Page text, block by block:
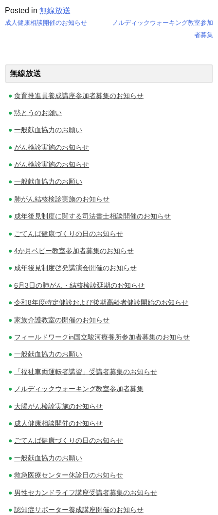
Posted in 無線放送
ナ
シ
ョ
ン
成人健康相談開催のお知らせ
ノルディックウォーキング教室参加
者募集
無線放送
食育推進員養成講座参加者募集のお知らせ
黙とうのお願い
一般献血協力のお願い
がん検診実施のお知らせ
がん検診実施のお知らせ
一般献血協力のお願い
肺がん結核検診実施のお知らせ
成年後見制度に関する司法書士相談開催のお知らせ
ごてんば健康づくりの日のお知らせ
4か月ベビー教室参加者募集のお知らせ
成年後見制度啓発講演会開催のお知らせ
6月3日の肺がん・結核検診延期のお知らせ
令和8年度特定健診および後期高齢者健診開始のお知らせ
家族介護教室の開催のお知らせ
フィールドワークin国立駿河療養所参加者募集のお知らせ
一般献血協力のお願い
「福祉車両運転者講習」受講者募集のお知らせ
ノルディックウォーキング教室参加者募集
大腸がん検診実施のお知らせ
成人健康相談開催のお知らせ
ごてんば健康づくりの日のお知らせ
一般献血協力のお願い
救急医療センター休診日のお知らせ
男性セカンドライフ講座受講者募集のお知らせ
認知症サポーター養成講座開催のお知らせ